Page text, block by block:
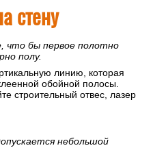
стену
что бы первое полотно
полу.
линию, которая
обойной полосы.
строительный отвес, лазер
небольшой